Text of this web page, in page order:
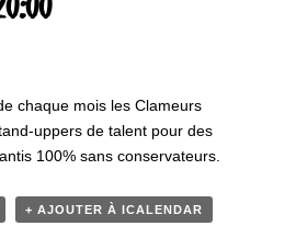
chaque mois les Clameurs
uppers de talent pour des
100% sans conservateurs.
+ AJOUTER À ICALENDAR